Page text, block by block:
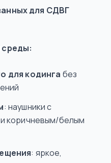
для СДВГ
среды:
для кодинга без
: наушники с
коричневым/белым
: яркое,